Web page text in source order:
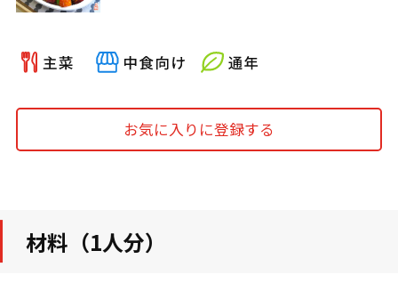
お気に入りに登録する
材料（1人分）